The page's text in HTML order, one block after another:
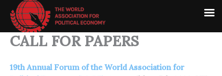
content
CALL FOR PAPERS
19th Annual Forum of the World Association for